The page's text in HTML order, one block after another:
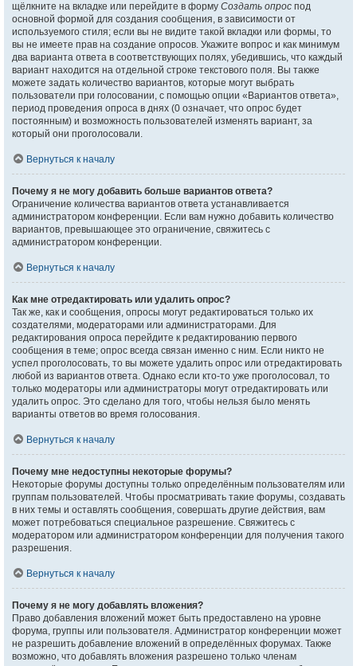
щёлкните на вкладке или перейдите в форму Создать опрос под
основной формой для создания сообщения, в зависимости от
используемого стиля; если вы не видите такой вкладки или формы, то
вы не имеете прав на создание опросов. Укажите вопрос и как минимум
два варианта ответа в соответствующих полях, убедившись, что каждый
вариант находится на отдельной строке текстового поля. Вы также
можете задать количество вариантов, которые могут выбрать
пользователи при голосовании, с помощью опции «Вариантов ответа»,
период проведения опроса в днях (0 означает, что опрос будет
постоянным) и возможность пользователей изменять вариант, за
который они проголосовали.
Вернуться к началу
Почему я не могу добавить больше вариантов ответа?
Ограничение количества вариантов ответа устанавливается
администратором конференции. Если вам нужно добавить количество
вариантов, превышающее это ограничение, свяжитесь с
администратором конференции.
Вернуться к началу
Как мне отредактировать или удалить опрос?
Так же, как и сообщения, опросы могут редактироваться только их
создателями, модераторами или администраторами. Для
редактирования опроса перейдите к редактированию первого
сообщения в теме; опрос всегда связан именно с ним. Если никто не
успел проголосовать, то вы можете удалить опрос или отредактировать
любой из вариантов ответа. Однако если кто-то уже проголосовал, то
только модераторы или администраторы могут отредактировать или
удалить опрос. Это сделано для того, чтобы нельзя было менять
варианты ответов во время голосования.
Вернуться к началу
Почему мне недоступны некоторые форумы?
Некоторые форумы доступны только определённым пользователям или
группам пользователей. Чтобы просматривать такие форумы, создавать
в них темы и оставлять сообщения, совершать другие действия, вам
может потребоваться специальное разрешение. Свяжитесь с
модератором или администратором конференции для получения такого
разрешения.
Вернуться к началу
Почему я не могу добавлять вложения?
Право добавления вложений может быть предоставлено на уровне
форума, группы или пользователя. Администратор конференции может
не разрешить добавление вложений в определённых форумах. Также
возможно, что добавлять вложения разрешено только членам